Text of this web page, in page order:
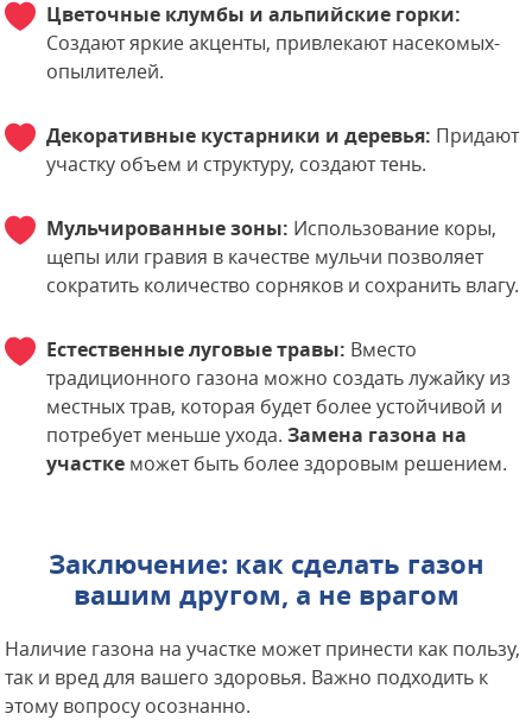
Цветочные клумбы и альпийские горки:
Создают яркие акценты, привлекают насекомых-
опылителей.
Декоративные кустарники и деревья: Придают
участку объем и структуру, создают тень.
Мульчированные зоны: Использование коры,
щепы или гравия в качестве мульчи позволяет
сократить количество сорняков и сохранить влагу.
Естественные луговые травы: Вместо
традиционного газона можно создать лужайку из
местных трав, которая будет более устойчивой и
потребует меньше ухода.Замена газона на
участке может быть более здоровым решением.
Заключение: как сделать газон
вашим другом, а не врагом
Наличие газона на участке может принести как пользу,
так и вред для вашего здоровья. Важно подходить к
этому вопросу осознанно.